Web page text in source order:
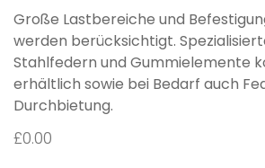
Große Lastbereiche und
werden berücksichtigt.
Stahlfedern und Gummielemente
erhältlich sowie bei Bedarf auch
Durchbietung.
£0.00